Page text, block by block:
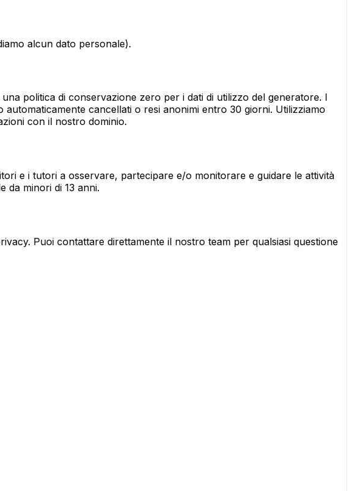
alcun dato personale).
politica di conservazione zero per i dati di utilizzo del generatore. I
cancellati o resi anonimi entro 30 giorni. Utilizziamo
con il nostro dominio.
e i tutori a osservare, partecipare e/o monitorare e guidare le attività
da minori di 13 anni.
Puoi contattare direttamente il nostro team per qualsiasi questione